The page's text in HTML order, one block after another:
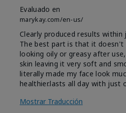
Evaluado en
marykay.com/en-us/
Clearly produced results within
The best part is that it doesn't
looking oily or greasy after
skin leaving it very soft and
literally made my face look
healthier.lasts all day with just
Mostrar Traducción